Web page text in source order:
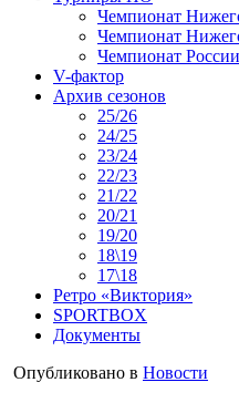
Чемпионат
Чемпионат
Чемпионат
V-фактор
Архив сезонов
25/26
24/25
23/24
22/23
21/22
20/21
19/20
18\19
17\18
Ретро «Виктория»
SPORTBOX
Документы
Опубликовано в Новости